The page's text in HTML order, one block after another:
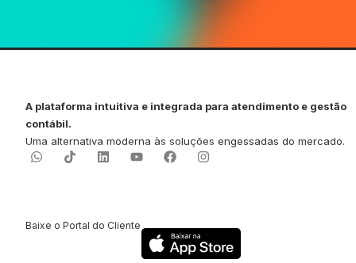
A plataforma intuitiva e integrada para atendimento e gestão
contábil.
Uma alternativa moderna às soluções engessadas do mercado.
Baixe o Portal do Cliente